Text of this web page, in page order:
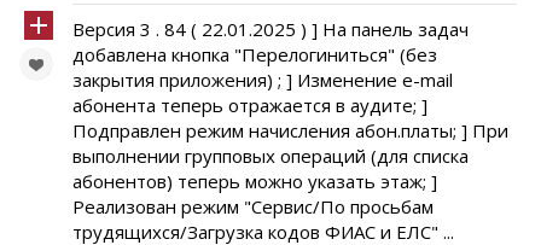
Версия 3 . 84 ( 22.01.2025 ) ] На панель задач
добавлена кнопка "Перелогиниться" (без
закрытия приложения) ; ] Изменение e-mail
абонента теперь отражается в аудите; ]
Подправлен режим начисления абон.платы; ] При
выполнении групповых операций (для списка
абонентов) теперь можно указать этаж; ]
Реализован режим "Сервис/По просьбам
трудящихся/Загрузка кодов ФИАС и ЕЛС" ...